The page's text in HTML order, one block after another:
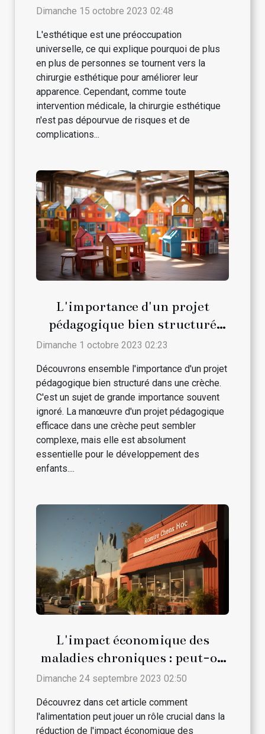
esthétique
Dimanche 15 octobre 2023 02:48
L'esthétique est une préoccupation
universelle, ce qui explique pourquoi de plus
en plus de personnes se tournent vers la
chirurgie esthétique pour améliorer leur
apparence. Cependant, comme toute
intervention médicale, la chirurgie esthétique
n'est pas dépourvue de risques et de
complications...
L'importance d'un projet
pédagogique bien structuré
dans une crèche
Dimanche 1 octobre 2023 02:23
Découvrons ensemble l'importance d'un projet
pédagogique bien structuré dans une crèche.
C'est un sujet de grande importance souvent
ignoré. La manœuvre d'un projet pédagogique
efficace dans une crèche peut sembler
complexe, mais elle est absolument
essentielle pour le développement des
enfants....
L'impact économique des
maladies chroniques : peut-on
le réduire par l'alimentation ?
Dimanche 24 septembre 2023 02:50
Découvrez dans cet article comment
l'alimentation peut jouer un rôle crucial dans la
réduction de l'impact économique des